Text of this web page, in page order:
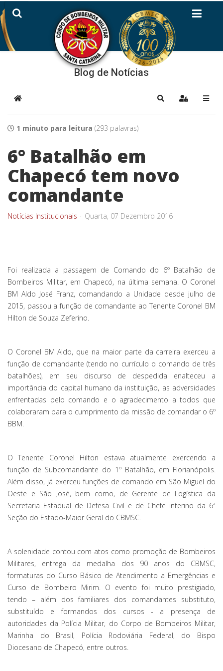
Blog de Notícias
Home PesquisarSign In
1 minuto para leitura (293 palavras)
6° Batalhão em
Chapecó tem novo
comandante
Notícias Institucionais Quarta, 07 Dezembro 2016
Foi realizada a passagem de Comando do 6º Batalhão de
Bombeiros Militar, em Chapecó, na última semana. O Coronel
BM Aldo José Franz, comandando a Unidade desde julho de
2015, passou a função de comandante ao Tenente Coronel BM
Hilton de Souza Zeferino.
O Coronel BM Aldo, que na maior parte da carreira exerceu a
função de comandante (tendo no currículo o comando de três
batalhões), em seu discurso de despedida enalteceu a
importância do capital humano da instituição, as adversidades
enfrentadas pelo comando e o agradecimento a todos que
colaboraram para o cumprimento da missão de comandar o 6º
BBM.
O Tenente Coronel Hilton estava atualmente exercendo a
função de Subcomandante do 1º Batalhão, em Florianópolis.
Além disso, já exerceu funções de comando em São Miguel do
Oeste e São José, bem como, de Gerente de Logística da
Secretaria Estadual de Defesa Civil e de Chefe interino da 6ª
Seção do Estado-Maior Geral do CBMSC.
A solenidade contou com atos como promoção de Bombeiros
Militares, entrega da medalha dos 90 anos do CBMSC,
formaturas do Curso Básico de Atendimento a Emergências e
Curso de Bombeiro Mirim. O evento foi muito prestigiado,
tendo – além dos familiares dos comandantes substituto,
substituído e formandos dos cursos - a presença de
autoridades da Polícia Militar, do Corpo de Bombeiros Militar,
Marinha do Brasil, Polícia Rodoviária Federal, do Bispo
Diocesano de Chapecó, entre outros.